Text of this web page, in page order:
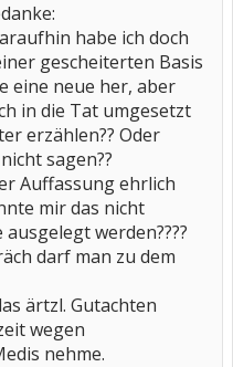
habe ich doch
gescheiterten Basis
eine neue her, aber
in die Tat umgesetzt
erzählen?? Oder
sagen??
Auffassung ehrlich
mir das nicht
werden????
darf man zu dem
ärtzl. Gutachten
wegen
nehme.